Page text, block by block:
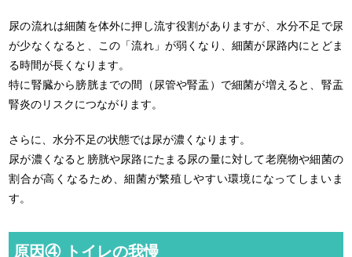
尿の流れは細菌を体外に押し流す役割がありますが、水分不足で尿
が少なくなると、この「流れ」が弱くなり、細菌が尿路内にとどま
る時間が長くなります。
特に腎臓から膀胱までの間（尿管や腎盂）で細菌が増えると、腎盂
腎炎のリスクにつながります。
さらに、水分不足の状態では尿が濃くなります。
尿が濃くなると膀胱や尿路にたまる尿の量に対して老廃物や細菌の
割合が高くなるため、細菌が繁殖しやすい環境になってしまいま
す。
原因④ トイレの我慢